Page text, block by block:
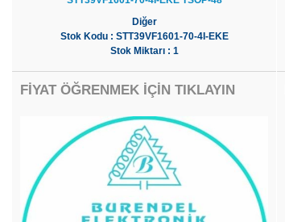
Diğer
Stok Kodu : STT39VF1601-70-4I-EKE
Stok Miktarı : 1
FİYAT ÖĞRENMEK İÇİN TIKLAYIN